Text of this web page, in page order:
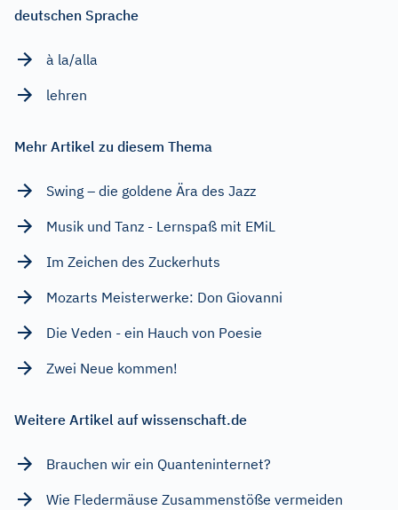
deutschen Sprache
à la/alla
lehren
Mehr Artikel zu diesem Thema
Swing – die goldene Ära des Jazz
Musik und Tanz - Lernspaß mit EMiL
Im Zeichen des Zuckerhuts
Mozarts Meisterwerke: Don Giovanni
Die Veden - ein Hauch von Poesie
Zwei Neue kommen!
Weitere Artikel auf wissenschaft.de
Brauchen wir ein Quanteninternet?
Wie Fledermäuse Zusammenstöße vermeiden